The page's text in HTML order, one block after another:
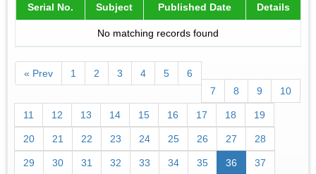
Serial No. Subject Published Date Details
No matching records found
« Prev 1 2 3 4 5
6
7
8 9 10
11 12 13 14 15 16 17 18 19
20 21 22 23 24 25 26 27 28
29 30 31 32 33 34 35 36 37